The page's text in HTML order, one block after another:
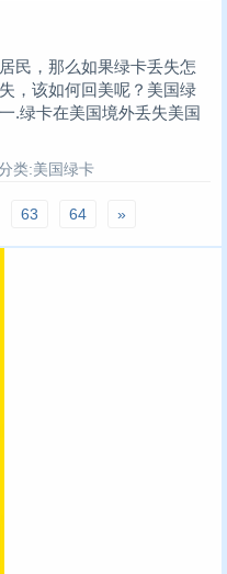
民，那么如果绿卡丢失怎
，该如何回美呢？美国绿
.绿卡在美国境外丢失美国
类:美国绿卡
63 64 »